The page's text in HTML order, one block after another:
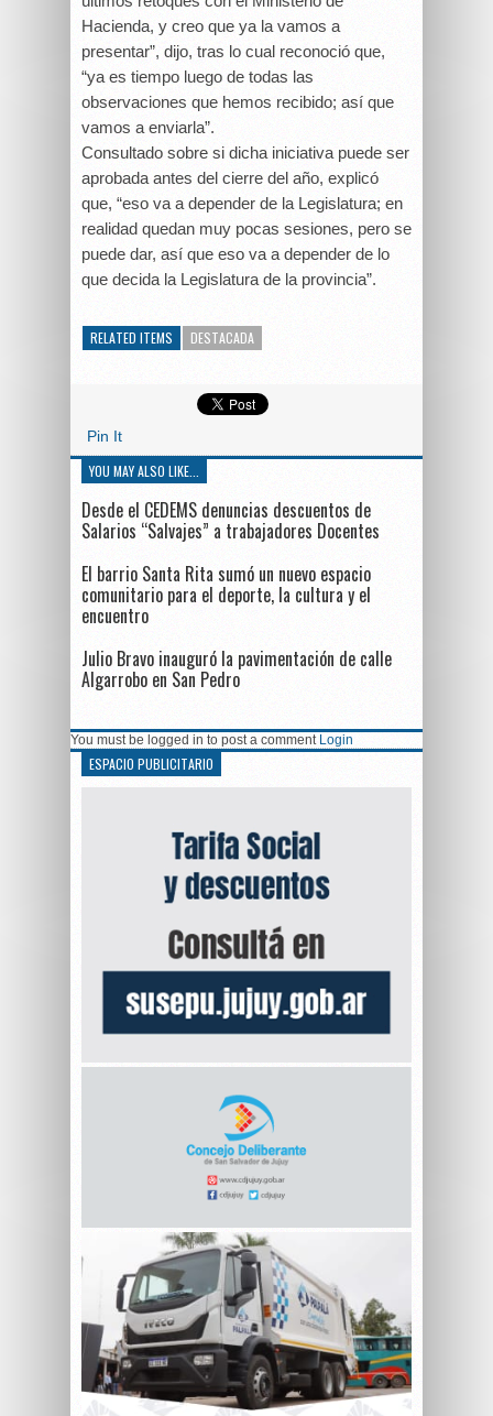
Hacienda, y creo que ya la vamos a
presentar”, dijo, tras lo cual reconoció que,
“ya es tiempo luego de todas las
observaciones que hemos recibido; así que
vamos a enviarla”.
Consultado sobre si dicha iniciativa puede ser
aprobada antes del cierre del año, explicó
que, “eso va a depender de la Legislatura; en
realidad quedan muy pocas sesiones, pero se
puede dar, así que eso va a depender de lo
que decida la Legislatura de la provincia”.
RELATED ITEMS DESTACADA
Pin It
YOU MAY ALSO LIKE...
Desde el CEDEMS denuncias descuentos de
Salarios “Salvajes” a trabajadores Docentes
El barrio Santa Rita sumó un nuevo espacio
comunitario para el deporte, la cultura y el
encuentro
Julio Bravo inauguró la pavimentación de calle
Algarrobo en San Pedro
You must be logged in to post a comment Login
ESPACIO PUBLICITARIO